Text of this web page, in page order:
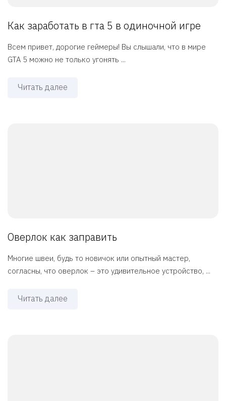
Как заработать в гта 5 в одиночной игре
Всем привет, дорогие геймеры! Вы слышали, что в мире
GTA 5 можно не только угонять ...
Читать далее
Оверлок как заправить
Многие швеи, будь то новичок или опытный мастер,
согласны, что оверлок – это удивительное устройство, ...
Читать далее